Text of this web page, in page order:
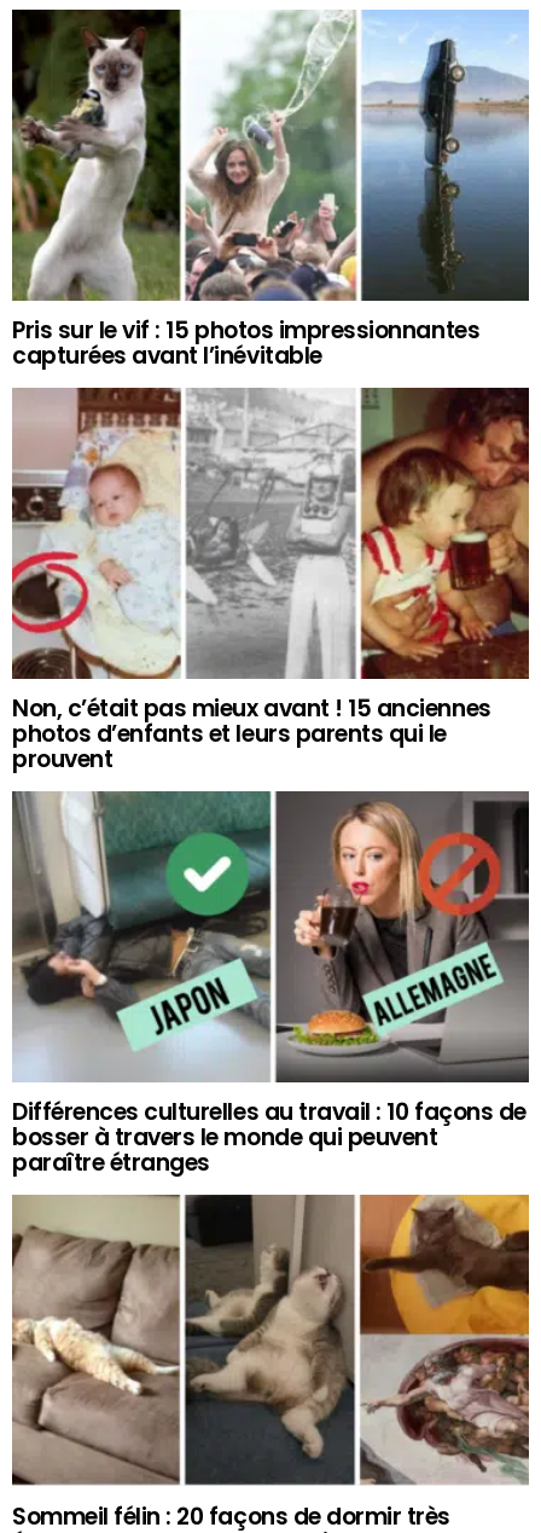
Pris sur le vif : 15 photos impressionnantes
capturées avant l’inévitable
Non, c’était pas mieux avant ! 15 anciennes
photos d’enfants et leurs parents qui le
prouvent
Différences culturelles au travail : 10 façons de
bosser à travers le monde qui peuvent
paraître étranges
Sommeil félin : 20 façons de dormir très